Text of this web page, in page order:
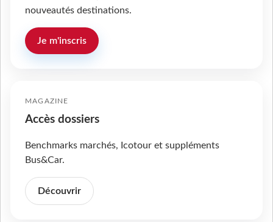
nouveautés destinations.
Je m'inscris
MAGAZINE
Accès dossiers
Benchmarks marchés, Icotour et suppléments
Bus&Car.
Découvrir